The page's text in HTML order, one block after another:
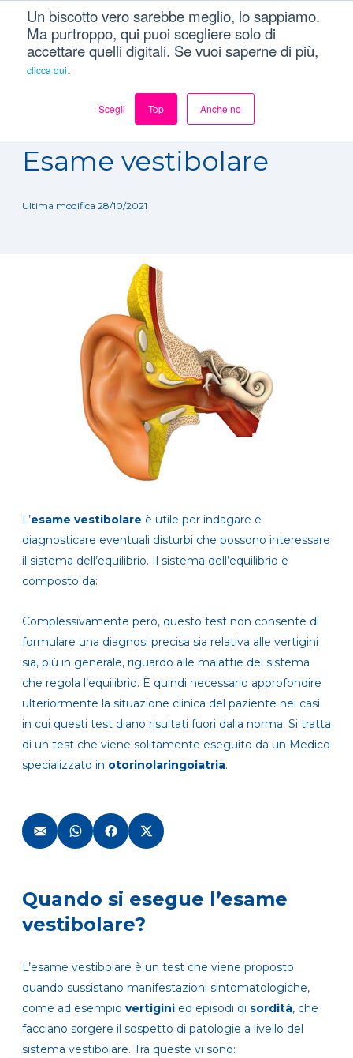
Un biscotto vero sarebbe meglio, lo sappiamo.
Ma purtroppo, qui puoi scegliere solo di
accettare quelli digitali. Se vuoi saperne di più,
clicca qui.
Scegli Top Anche no
Esami/Esame vestibolare
Esame vestibolare
Ultima modifica 28/10/2021
L’esame vestibolare è utile per indagare e
diagnosticare eventuali disturbi che possono interessare
il sistema dell’equilibrio. Il sistema dell’equilibrio è
composto da:
Complessivamente però, questo test non consente di
formulare una diagnosi precisa sia relativa alle vertigini
sia, più in generale, riguardo alle malattie del sistema
che regola l’equilibrio. È quindi necessario approfondire
ulteriormente la situazione clinica del paziente nei casi
in cui questi test diano risultati fuori dalla norma. Si tratta
di un test che viene solitamente eseguito da un Medico
specializzato in otorinolaringoiatria.
Quando si esegue l’esame
vestibolare?
L’esame vestibolare è un test che viene proposto
quando sussistano manifestazioni sintomatologiche,
come ad esempio vertigini ed episodi di sordità, che
facciano sorgere il sospetto di patologie a livello del
sistema vestibolare. Tra queste vi sono: